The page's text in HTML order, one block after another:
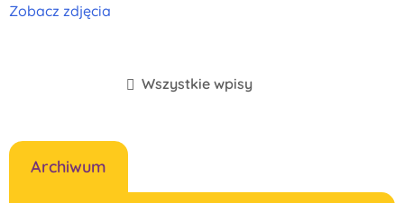
Zobacz zdjęcia
Wszystkie wpisy
Archiwum